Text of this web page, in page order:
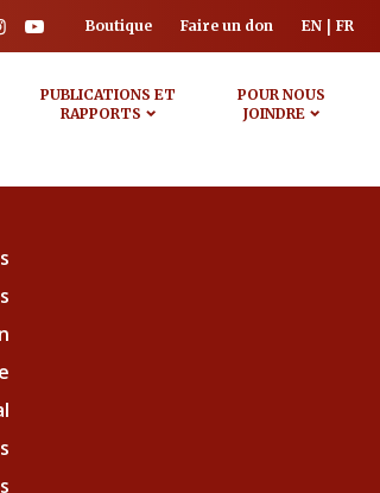
Boutique Faire un don EN FR
PUBLICATIONS ET
RAPPORTS
POUR NOUS
JOINDRE